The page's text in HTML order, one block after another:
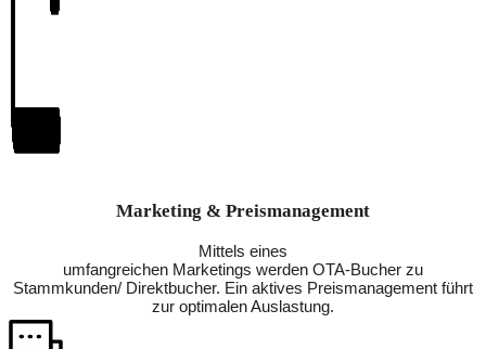
Marketing & Preismanagement
Mittels eines
umfangreichen Marketings werden OTA-Bucher zu
Stammkunden/ Direktbucher. Ein aktives Preismanagement führt
zur optimalen Auslastung.